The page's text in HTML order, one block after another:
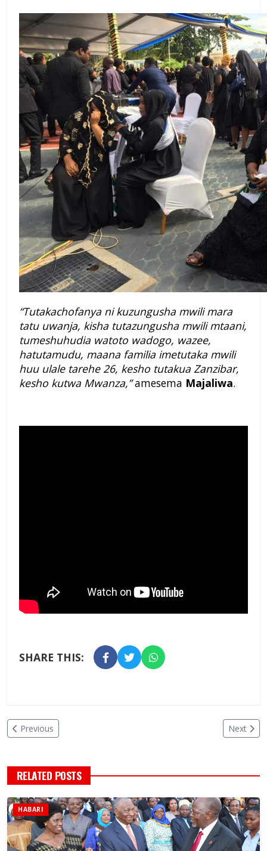
“Tutakachofanya ni kuzungusha mwili mara
tatu uwanja, kisha tutazungusha mwili mtaani,
tumeshuhudia watoto wadogo, wazee,
hatutamudu, maana familia imetutaka mwili
huu ulale tarehe 26, kesho tutakua Zanzibar,
kesho kutwa Mwanza,”amesema Majaliwa.
SHARE THIS:
Previous Next
RELATED POSTS
HABARI